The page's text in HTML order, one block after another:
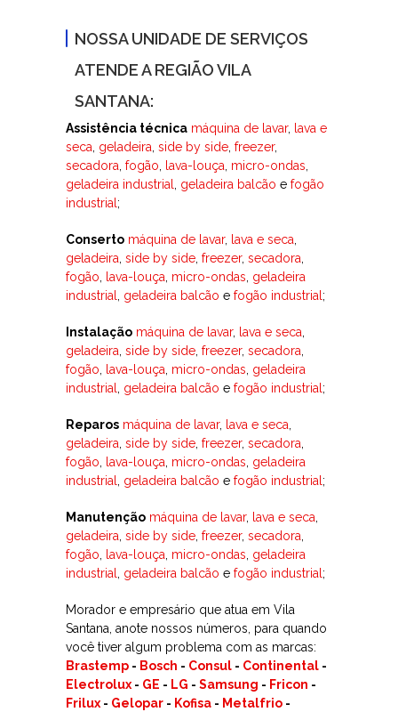
NOSSA UNIDADE DE SERVIÇOS
ATENDE A REGIÃO VILA
SANTANA:
Assistência técnica máquina de lavar,
lava e
seca geladeira side by side freezer,
secadora fogão lava-louça micro-ondas
geladeira industrial
geladeira balcão e fogão
industrial ;
Conserto máquina de lavar, lava e seca
geladeira side by side freezer, secadora
fogão
lava-louça micro-ondas geladeira
industrial
geladeira balcão e fogão industrial ;
Instalação máquina de lavar, lava e seca
geladeira side by side freezer, secadora
fogão
lava-louça micro-ondas geladeira
industrial
geladeira balcão e fogão industrial ;
Reparos máquina de lavar, lava e seca
geladeira side by side freezer, secadora
fogão
lava-louça micro-ondas geladeira
industrial
geladeira balcão e fogão industrial ;
Manutenção máquina de lavar, lava e seca
geladeira side by side freezer, secadora
fogão
lava-louça micro-ondas geladeira
industrial
geladeira balcão e fogão industrial ;
Morador e empresário que atua em Vila
Santana, anote nossos números, para quando
você tiver algum problema com as marcas:
Brastemp - Bosch - Consul - Continental -
Electrolux - GE - LG - Samsung - Fricon -
Frilux - Gelopar - Kofisa - Metalfrio -